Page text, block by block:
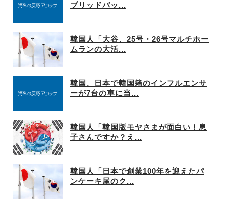
ブリッドバッ...
韓国人「大谷、25号・26号マルチホー
ムランの大活...
韓国、日本で韓国籍のインフルエンサ
ーが7台の車に当...
韓国人「韓国版モヤさまが面白い！息
子さんですか？え...
韓国人「日本で創業100年を迎えたパ
ンケーキ屋のク...